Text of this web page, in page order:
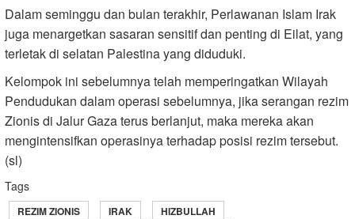
Dalam seminggu dan bulan terakhir, Perlawanan Islam Irak
juga menargetkan sasaran sensitif dan penting di Eilat, yang
terletak di selatan Palestina yang diduduki.
Kelompok ini sebelumnya telah memperingatkan Wilayah
Pendudukan dalam operasi sebelumnya, jika serangan rezim
Zionis di Jalur Gaza terus berlanjut, maka mereka akan
mengintensifkan operasinya terhadap posisi rezim tersebut.
(sl)
Tags
REZIM ZIONIS IRAK
HIZBULLAH